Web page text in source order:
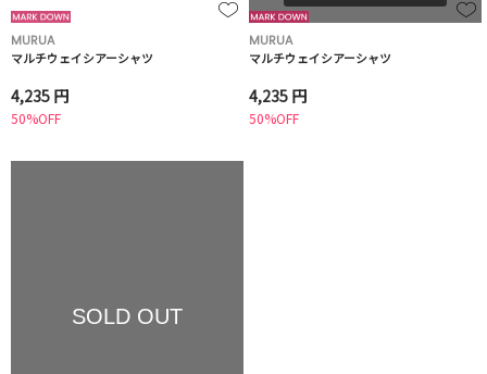
MURUA
マルチウェイシアーシャツ
4,235 円
50%OFF
MURUA
マルチウェイシアーシャツ
4,235 円
50%OFF
SOLD OUT